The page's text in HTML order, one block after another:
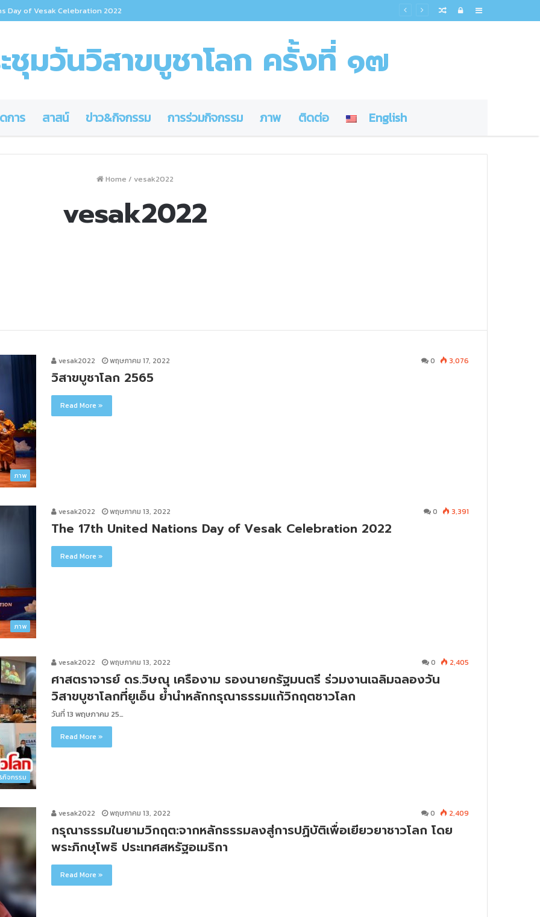
งาม รองนายกรัฐมนตรี ร่วมงานเฉลิมฉลองวันวิสาขบูชาโลกที่ยูเอ็น ย้ำนำหลักกรุณาธรรมแก้วิกฤตชาวโลก Sidebar
Log
Random
ชุมวันวิสาขบูชาโลก ครั้งที่ ๑๗
การ สาสน์ ข่าว&กิจกรรม การร่วมกิจกรรม ภาพ ติดต่อ English
Home / vesak2022
vesak2022
ภาพ
vesak2022 พฤษภาคม 17, 2022 0 3,076
วิสาขบูชาโลก 2565
Read More »
ภาพ
vesak2022 พฤษภาคม 13, 2022 0 3,391
The 17th United Nations Day of Vesak Celebration 2022
Read More »
กิจกรรม
vesak2022 พฤษภาคม 13, 2022 0 2,405
ศาสตราจารย์ ดร.วิษณุ เครืองาม รองนายกรัฐมนตรี ร่วมงานเฉลิมฉลองวัน
วิสาขบูชาโลกที่ยูเอ็น ย้ำนำหลักกรุณาธรรมแก้วิกฤตชาวโลก
วันที่ 13 พฤษภาคม 25…
Read More »
vesak2022 พฤษภาคม 13, 2022 0 2,409
กรุณาธรรมในยามวิกฤต:จากหลักธรรมลงสู่การปฏิบัติเพื่อเยียวยาชาวโลก โดย
พระภิกษุโพธิ ประเทศสหรัฐอเมริกา
Read More »